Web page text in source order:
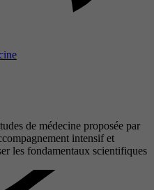
de médecine proposée par
intensif et
les fondamentaux scientifiques